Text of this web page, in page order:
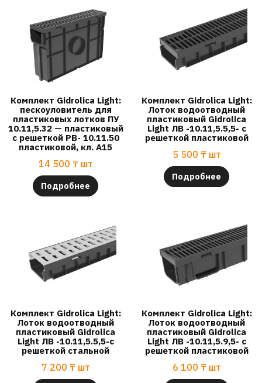
Комплект Gidrolica Light:
пескоуловитель для
пластиковых лотков ПУ
10.11,5.32 — пластиковый
с решеткой РВ- 10.11.50
пластиковой, кл. A15
14 500 ₸ шт
Подробнее
Комплект Gidrolica Light:
Лоток водоотводный
пластиковый Gidrolica
Light ЛВ -10.11,5.5,5- с
решеткой пластиковой
5 500 ₸ шт
Подробнее
Комплект Gidrolica Light:
Лоток водоотводный
пластиковый Gidrolica
Light ЛВ -10.11,5.5,5-с
решеткой стальной
7 200 ₸ шт
Комплект Gidrolica Light:
Лоток водоотводный
пластиковый Gidrolica
Light ЛВ -10.11,5.9,5- с
решеткой пластиковой
6 100 ₸ шт